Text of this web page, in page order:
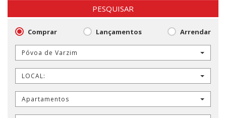
PESQUISAR
Comprar Lançamentos Arrendar
Póvoa de Varzim
LOCAL:
Apartamentos